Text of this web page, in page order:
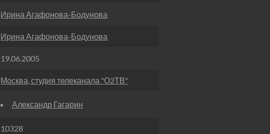
Ирина Агафонова-Бодунова
Ирина Агафонова-Бодунова
19.06.2005
Москва, студия телеканала "О2ТВ"
Александр Гагарин
10328